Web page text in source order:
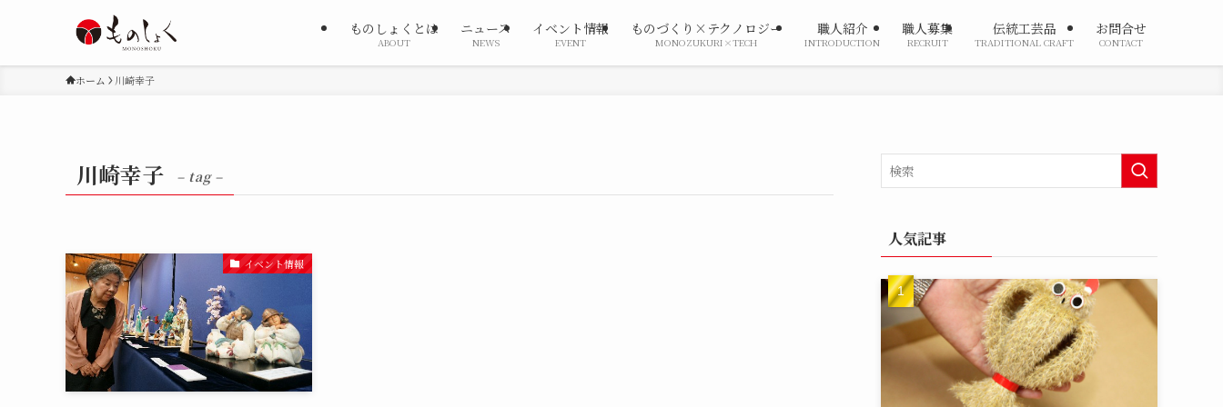
ものしょくとは
ABOUT
ニュース
NEWS
イベント情報
EVENT
ものづくり×テクノロジー
MONOZUKURI×TECH
職人紹介
INTRODUCTION
職人募集
RECRUIT
伝統工芸品
TRADITIONAL CRAFT
お問合せ
CONTACT
ホーム 川崎幸子
川崎幸子 – tag –
イベント情報
人気記事